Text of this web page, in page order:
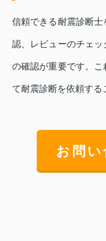
信頼できる耐震診断
認、レビューのチェ
の確認が重要です。
て耐震診断を依頼する
お問